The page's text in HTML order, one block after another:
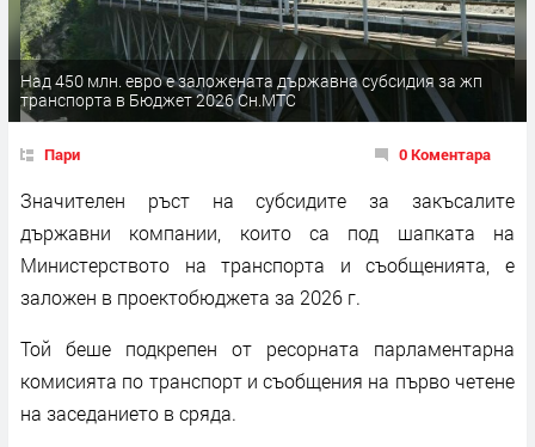
Над 450 млн. евро е заложената държавна субсидия за жп
транспорта в Бюджет 2026 Сн.МТС
Пари 0 Коментара
Значителен ръст на субсидите за закъсалите
държавни компании, които са под шапката на
Министерството на транспорта и съобщенията, е
заложен в проектобюджета за 2026 г.
Той беше подкрепен от ресорната парламентарна
комисията по транспорт и съобщения на първо четене
на заседанието в сряда.